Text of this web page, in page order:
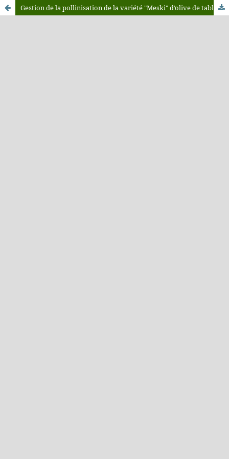
Gestion de la pollinisation de la variété "Meski" d’olive de table tunisienne auto-incompatible (Olea europaea. L)